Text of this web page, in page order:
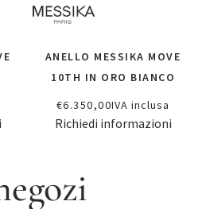
ANELLO MESSIKA MOVE
10TH IN ORO BIANCO
€6.350,00IVA inclusa
Richiedi informazioni